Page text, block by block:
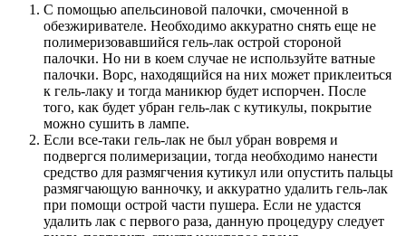
С помощью апельсиновой палочки, смоченной в
обезжиривателе. Необходимо аккуратно снять еще не
полимеризовавшийся гель-лак острой стороной
палочки. Но ни в коем случае не используйте ватные
палочки. Ворс, находящийся на них может приклеиться
к гель-лаку и тогда маникюр будет испорчен. После
того, как будет убран гель-лак с кутикулы, покрытие
можно сушить в лампе.
Если все-таки гель-лак не был убран вовремя и
подвергся полимеризации, тогда необходимо нанести
средство для размягчения кутикул или опустить пальцы
размягчающую ванночку, и аккуратно удалить гель-лак
при помощи острой части пушера. Если не удастся
удалить лак с первого раза, данную процедуру следует